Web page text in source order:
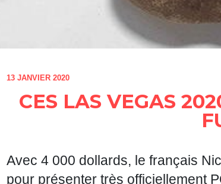
13 JANVIER 2020
CES LAS VEGAS
Avec 4 000 dollards, le français
pour présenter très officiellement